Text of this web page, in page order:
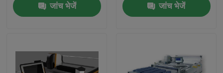
संपर्क करें
जांच भेजें जांच भेजें